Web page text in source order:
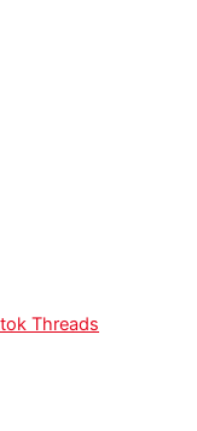
Threads